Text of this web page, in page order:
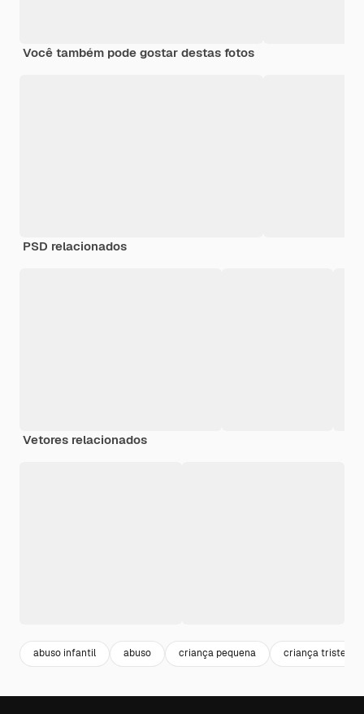
Você também pode gostar destas fotos
PSD relacionados
Vetores relacionados
abuso infantil abuso criança pequena criança triste